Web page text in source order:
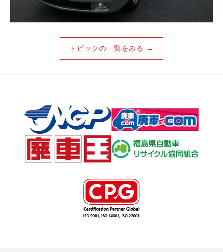
トピックの一覧をみる →